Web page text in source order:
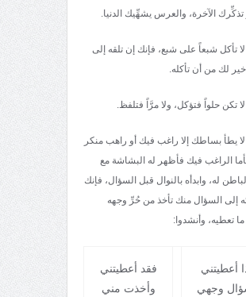
تذكِّرك الآخرة، والعرس يشهِّيك الدنيا.
لا تأكل شبعاً على شبع، فإنك إن تلقه إلى
لك من أن تأكله.
لا تكن حلواً فتؤكل، ولا مرَّاً فتلفظ.
لا يطأ بساطك إلا راغب فيك أو راهب منكر
الراغب فيك فأظهر له البشاشة مع
له، وابدأه بالنوال قبل السؤال، فإنك
إلى السؤال منك تأخذ من حُرِّ وجهه
تعطيه، وأنشدوا:
أعطيتني
وجهي
فقد أعطيتني
وأخذت مني